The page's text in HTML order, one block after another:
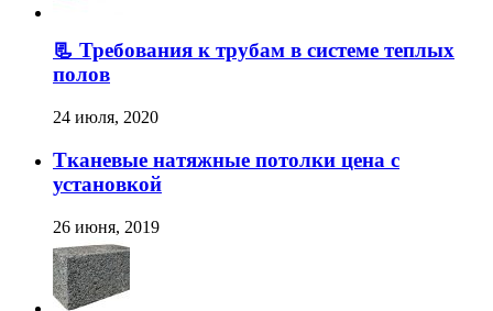
📃 Требования к трубам в системе теплых
полов
24 июля, 2020
Тканевые натяжные потолки цена с
установкой
26 июня, 2019